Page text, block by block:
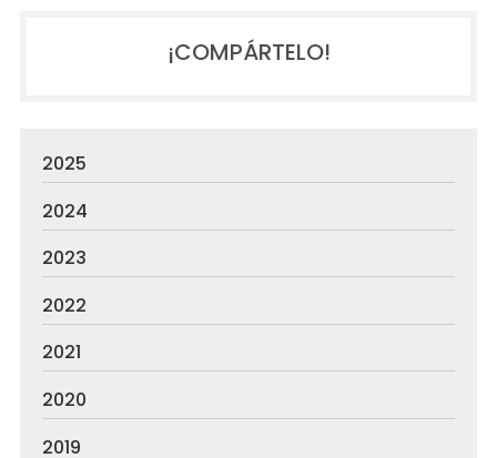
¡COMPÁRTELO!
2025
2024
2023
2022
2021
2020
2019